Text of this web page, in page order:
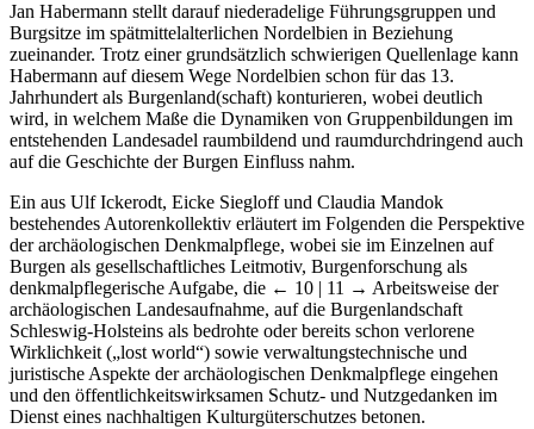
Jan Habermann stellt darauf niederadelige Führungsgruppen und
Burgsitze im spätmittelalterlichen Nordelbien in Beziehung
zueinander. Trotz einer grundsätzlich schwierigen Quellenlage kann
Habermann auf diesem Wege Nordelbien schon für das 13.
Jahrhundert als Burgenland(schaft) konturieren, wobei deutlich
wird, in welchem Maße die Dynamiken von Gruppenbildungen im
entstehenden Landesadel raumbildend und raumdurchdringend auch
auf die Geschichte der Burgen Einfluss nahm.
Ein aus Ulf Ickerodt, Eicke Siegloff und Claudia Mandok
bestehendes Autorenkollektiv erläutert im Folgenden die Perspektive
der archäologischen Denkmalpflege, wobei sie im Einzelnen auf
Burgen als gesellschaftliches Leitmotiv, Burgenforschung als
denkmalpflegerische Aufgabe, die ← 10 | 11 → Arbeitsweise der
archäologischen Landesaufnahme, auf die Burgenlandschaft
Schleswig-Holsteins als bedrohte oder bereits schon verlorene
Wirklichkeit („lost world“) sowie verwaltungstechnische und
juristische Aspekte der archäologischen Denkmalpflege eingehen
und den öffentlichkeitswirksamen Schutz- und Nutzgedanken im
Dienst eines nachhaltigen Kulturgüterschutzes betonen.